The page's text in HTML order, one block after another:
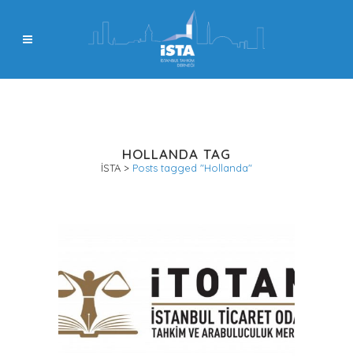
HOLLANDA TAG
İSTA > Posts tagged "Hollanda"